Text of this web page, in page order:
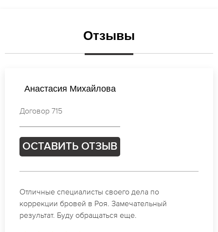
Отзывы
Анастасия Михайлова
Договор 715
ОСТАВИТЬ ОТЗЫВ
Отличные специалисты своего дела по
коррекции бровей в Роя. Замечательный
результат. Буду обращаться еще.